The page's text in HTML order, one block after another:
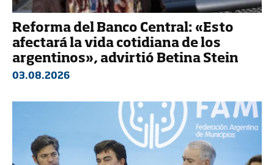
Reforma del Banco Central: «Esto
afectará la vida cotidiana de los
argentinos», advirtió Betina Stein
03.08.2026